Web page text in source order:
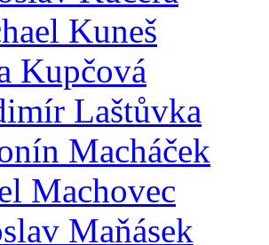
Kuneš
Kupčová
Laštůvka
Macháček
Machovec
Maňásek